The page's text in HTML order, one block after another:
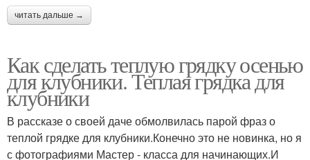
читать дальше →
Как сделать теплую грядку осенью
для клубники. Теплая грядка для
клубники
В рассказе о своей даче обмолвилась парой фраз о
теплой грядке для клубники.Конечно это не новинка, но я
с фотографиями Мастер - класса для начинающих.И